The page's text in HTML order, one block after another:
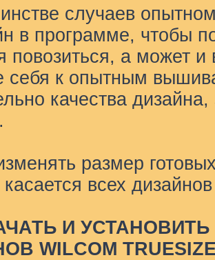
случаев
в программе, чтобы
повозиться, а может
себя к опытным
качества
размер
касается всех
И
WILCOM